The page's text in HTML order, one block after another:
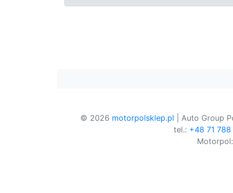
© 2026 motorpolsklep.pl | Auto Group
tel.: +48 71